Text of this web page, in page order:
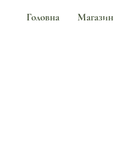
Головна Магазин